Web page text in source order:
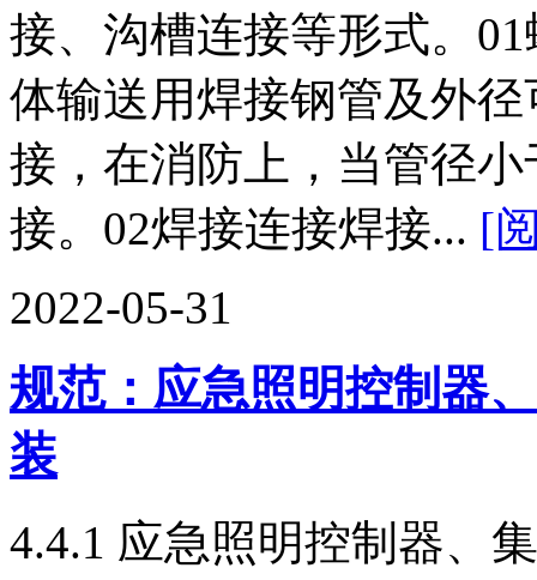
接、沟槽连接等形式。
体输送用焊接钢管及外
接，在消防上，当管径
接。02焊接连接焊接... [
2022-05-31
规范：应急照明控制器
装
4.4.1 应急照明控制器、